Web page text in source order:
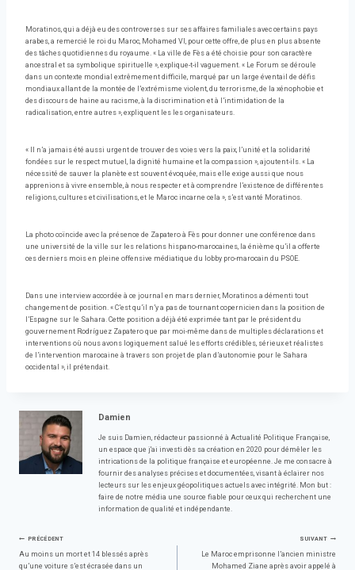
Moratinos, qui a déjà eu des controverses sur ses affaires familiales avec certains pays
arabes, a remercié le roi du Maroc, Mohamed VI, pour cette offre, de plus en plus absente
des tâches quotidiennes du royaume. « La ville de Fès a été choisie pour son caractère
ancestral et sa symbolique spirituelle », explique-t-il vaguement. « Le Forum se déroule
dans un contexte mondial extrêmement difficile, marqué par un large éventail de défis
mondiaux allant de la montée de l’extrémisme violent, du terrorisme, de la xénophobie et
des discours de haine au racisme, à la discrimination et à l’intimidation de la
radicalisation, entre autres », expliquent les les organisateurs.
« Il n’a jamais été aussi urgent de trouver des voies vers la paix, l’unité et la solidarité
fondées sur le respect mutuel, la dignité humaine et la compassion », ajoutent-ils. « La
nécessité de sauver la planète est souvent évoquée, mais elle exige aussi que nous
apprenions à vivre ensemble, à nous respecter et à comprendre l’existence de différentes
religions, cultures et civilisations, et le Maroc incarne cela », s’est vanté Moratinos.
La photo coïncide avec la présence de Zapatero à Fès pour donner une conférence dans
une université de la ville sur les relations hispano-marocaines, la énième qu’il a offerte
ces derniers mois en pleine offensive médiatique du lobby pro-marocain du PSOE.
Dans une interview accordée à ce journal en mars dernier, Moratinos a démenti tout
changement de position. « C’est qu’il n’y a pas de tournant copernicien dans la position de
l’Espagne sur le Sahara. Cette position a déjà été exprimée tant par le président du
gouvernement Rodríguez Zapatero que par moi-même dans de multiples déclarations et
interventions où nous avons logiquement salué les efforts crédibles, sérieux et réalistes
de l’intervention marocaine à travers son projet de plan d’autonomie pour le Sahara
occidental », il prétendait.
Damien
Je suis Damien, rédacteur passionné à Actualité Politique Française,
un espace que j'ai investi dès sa création en 2020 pour démêler les
intrications de la politique française et européenne. Je me consacre à
fournir des analyses précises et documentées, visant à éclairer nos
lecteurs sur les enjeux géopolitiques actuels avec intégrité. Mon but :
faire de notre média une source fiable pour ceux qui recherchent une
information de qualité et indépendante.
Navigation
PRÉCÉDENT
Au moins un mort et 14 blessés après
qu’une voiture s’est écrasée dans un
SUIVANT
Le Maroc emprisonne l’ancien ministre
Mohamed Ziane après avoir appelé à